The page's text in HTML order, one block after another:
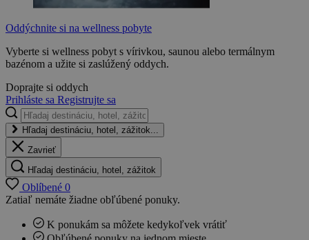
Oddýchnite si na wellness pobyte
Vyberte si wellness pobyt s vírivkou, saunou alebo termálnym
bazénom a užite si zaslúžený oddych.
Doprajte si oddych
Prihláste sa Registrujte sa
Hľadaj destináciu, hotel, zážitok...
Zavrieť
Hľadaj destináciu, hotel, zážitok
Oblíbené 0
Zatiaľ nemáte žiadne obľúbené ponuky.
K ponukám sa môžete kedykoľvek vrátiť